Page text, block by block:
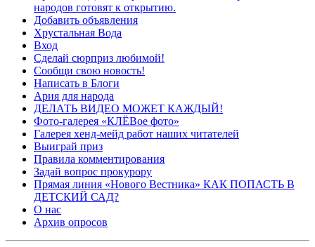
народов готовят к открытию.
Добавить объявления
Хрустальная Вода
Вход
Сделай сюрприз любимой!
Сообщи свою новость!
Написать в Блоги
Ария для народа
ДЕЛАТЬ ВИДЕО МОЖЕТ КАЖДЫЙ!
Фото-галерея «КЛЁВое фото»
Галерея хенд-мейд работ наших читателей
Выиграй приз
Правила комментирования
Задай вопрос прокурору
Прямая линия «Нового Вестника» КАК ПОПАСТЬ В
ДЕТСКИЙ САД?
О нас
Архив опросов